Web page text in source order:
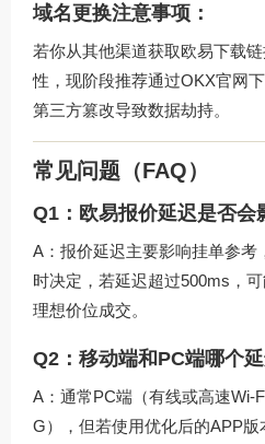
域名更换注意事项：
若你从其他渠道获取欧易下载
性，现阶段推荐通过OKX官网
第三方篡改导致数据劫持。
常见问题（FAQ）
Q1：欧易报价延迟是否会
A：报价延迟主要影响挂单参考
时决定，若延迟超过500ms，
理想价位成交。
Q2：移动端和PC端哪个
A：通常PC端（有线或高速Wi-
G），但若使用优化后的APP